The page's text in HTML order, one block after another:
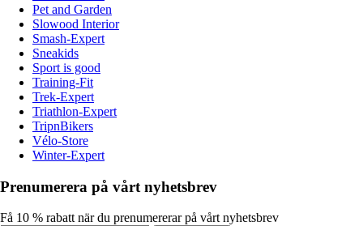
Pet and Garden
Slowood Interior
Smash-Expert
Sneakids
Sport is good
Training-Fit
Trek-Expert
Triathlon-Expert
TripnBikers
Vélo-Store
Winter-Expert
Prenumerera på vårt nyhetsbrev
Få 10 % rabatt när du prenumererar på vårt nyhetsbrev